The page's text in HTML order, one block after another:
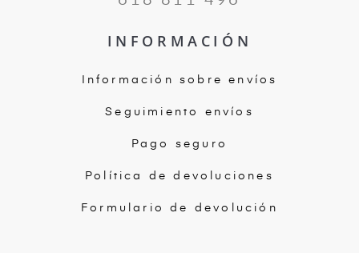
INFORMACIÓN
Información sobre envíos
Seguimiento envíos
Pago seguro
Política de devoluciones
Formulario de devolución